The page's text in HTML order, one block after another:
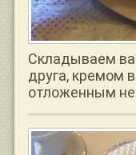
Складываем
друга, кремом
отложенным